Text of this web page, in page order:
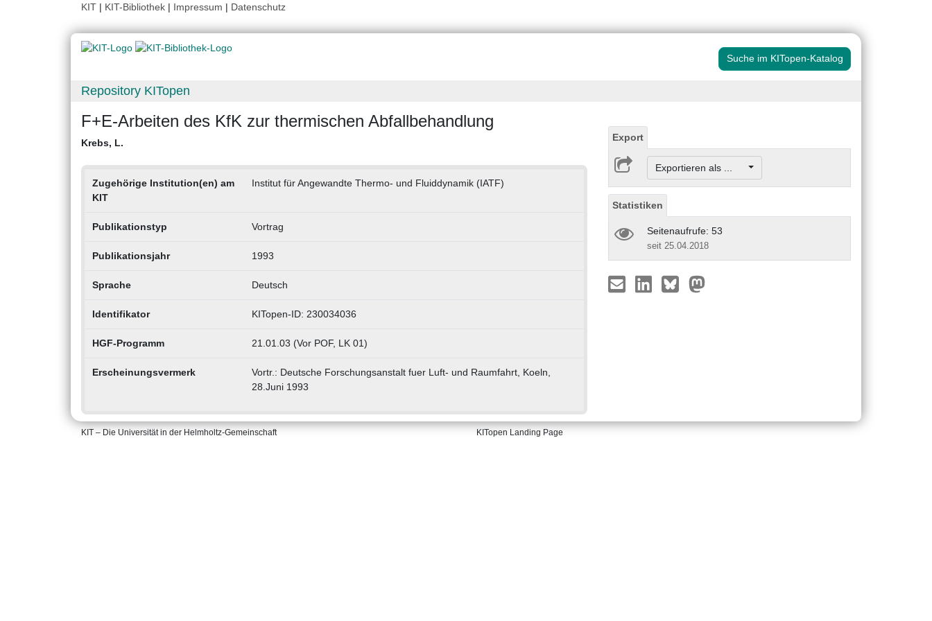
KIT | KIT-Bibliothek | Impressum | Datenschutz
Suche im KITopen-Katalog
Repository KITopen
F+E-Arbeiten des KfK zur thermischen Abfallbehandlung
Krebs, L.
Zugehörige Institution(en) am
KIT
Institut für Angewandte Thermo- und Fluiddynamik (IATF)
Publikationstyp Vortrag
Publikationsjahr 1993
Sprache Deutsch
Identifikator KITopen-ID: 230034036
HGF-Programm 21.01.03 (Vor POF, LK 01)
Erscheinungsvermerk
Vortr.: Deutsche Forschungsanstalt fuer Luft- und Raumfahrt, Koeln,
28.Juni 1993
Export
Exportieren als ...
Statistiken
Seitenaufrufe: 53
seit 25.04.2018
KIT – Die Universität in der Helmholtz-Gemeinschaft KITopen Landing Page